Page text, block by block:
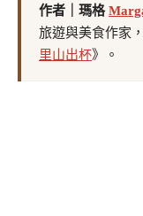
作者｜瑪格
旅遊與美食作家
里山出杯》。